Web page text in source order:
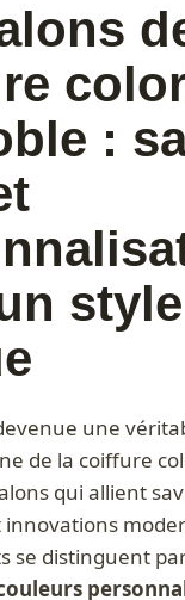
:
style
une
de la coiffure
qui allient
se distinguent